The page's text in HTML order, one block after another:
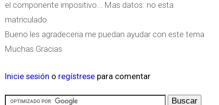
el componente impositivo... Mas datos: no esta
matriculado.
Bueno les agradeceria me puedan ayudar con este tema
Muchas Gracias
Inicie sesión o regístrese para comentar